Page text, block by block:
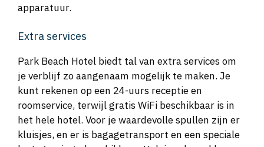
apparatuur.
Extra services
Park Beach Hotel biedt tal van extra services om
je verblijf zo aangenaam mogelijk te maken. Je
kunt rekenen op een 24-uurs receptie en
roomservice, terwijl gratis WiFi beschikbaar is in
het hele hotel. Voor je waardevolle spullen zijn er
kluisjes, en er is bagagetransport en een speciale